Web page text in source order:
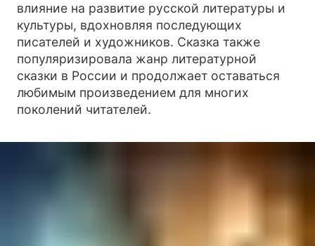
влияние на развитие русской литературы и
культуры, вдохновляя последующих
писателей и художников. Сказка также
популяризировала жанр литературной
сказки в России и продолжает оставаться
любимым произведением для многих
поколений читателей.